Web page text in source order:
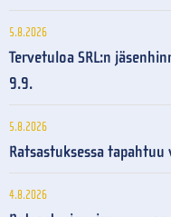
5.8.2026
Tervetuloa SRL:n
9.9.
5.8.2026
Ratsastuksessa
4.8.2026